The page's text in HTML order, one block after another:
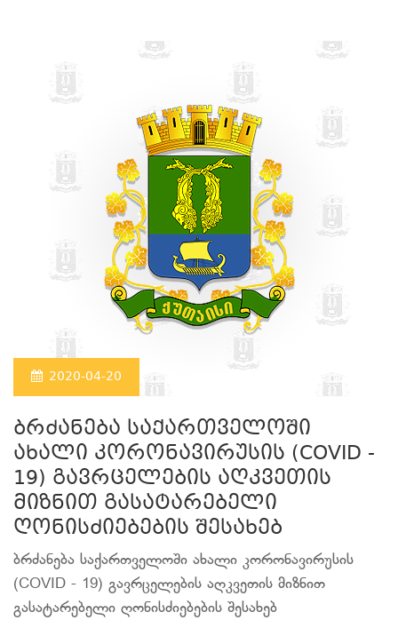
2020-04-20
ბრძანება საქართველოში
ახალი კორონავირუსის (COVID -
19) გავრცელების აღკვეთის
მიზნით გასატარებელი
ღონისძიებების შესახებ
ბრძანება საქართველოში ახალი კორონავირუსის
(COVID - 19) გავრცელების აღკვეთის მიზნით
გასატარებელი ღონისძიებების შესახებ